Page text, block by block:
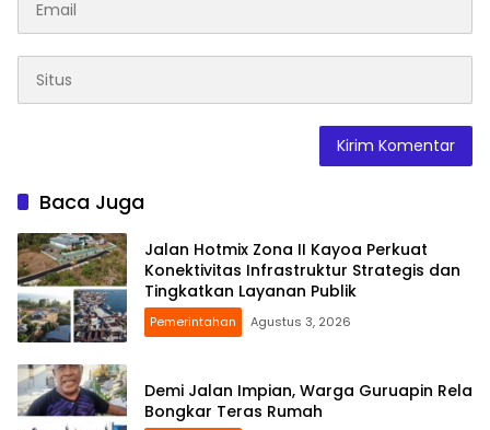
Baca Juga
Jalan Hotmix Zona II Kayoa Perkuat
Konektivitas Infrastruktur Strategis dan
Tingkatkan Layanan Publik
Pemerintahan Agustus 3, 2026
Demi Jalan Impian, Warga Guruapin Rela
Bongkar Teras Rumah